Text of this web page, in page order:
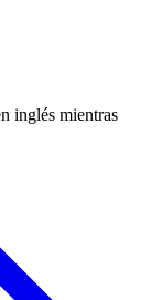
inglés mientras